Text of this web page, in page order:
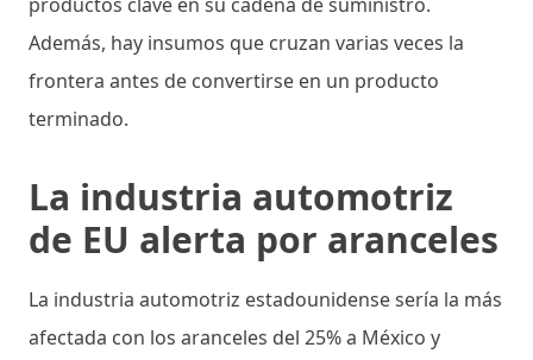
Además, hay insumos que cruzan varias veces la
frontera antes de convertirse en un producto
terminado.
La industria automotriz
de EU alerta por aranceles
La industria automotriz estadounidense sería la más
afectada con los aranceles del 25% a México y